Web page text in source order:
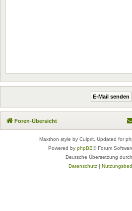
Foren-Übersicht
Maxthon style by Culprit. Updated for
Powered by phpBB® Forum
Deutsche Übersetzung durch
Datenschutz|